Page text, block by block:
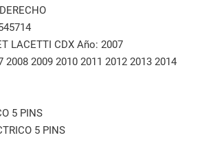
LACETTI CDX Año: 2007
2008 2009 2010 2011 2012 2013 2014
5 PINS
5 PINS